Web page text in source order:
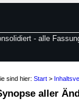
- alle
sind hier: Start >
aller